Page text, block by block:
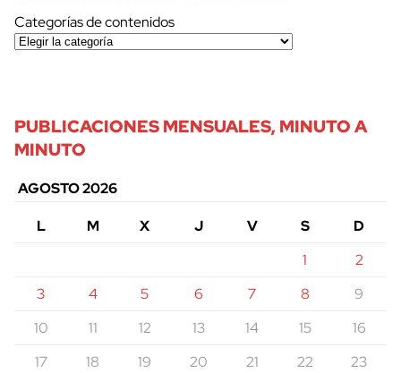
Categorías de contenidos
PUBLICACIONES MENSUALES, MINUTO A
MINUTO
AGOSTO 2026
L
M X J V S
D
1
2
3
4 5 6 7 8
9
10
11 12 13 14 15
16
17
18 19 20 21 22
23